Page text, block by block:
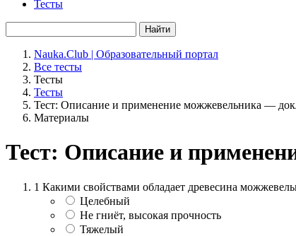
Тесты
Найти
Nauka.Club | Образовательный портал
Все тесты
Тесты
Тесты
Тест: Описание и применение можжевельника —
Материалы
Тест: Описание и
1 Какими свойствами обладает древесина
Целебный
Не гниёт, высокая прочность
Тяжелый